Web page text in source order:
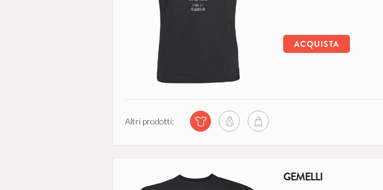
ACQUISTA
Altri prodotti:
GEMELLI